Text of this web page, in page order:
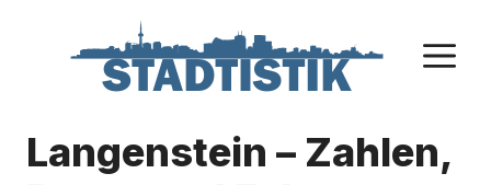
Langenstein – Zahlen,